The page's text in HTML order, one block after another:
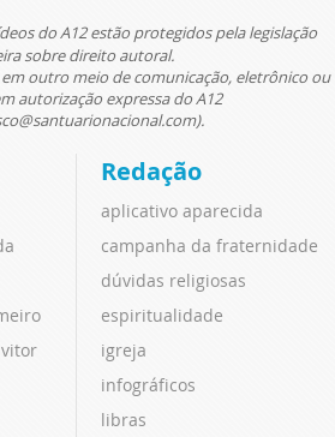
do A12 estão protegidos pela legislação
sobre direito autoral.
outro meio de comunicação, eletrônico ou
autorização expressa do A12
Redação
aplicativo aparecida
campanha da fraternidade
dúvidas religiosas
espiritualidade
igreja
infográficos
libras